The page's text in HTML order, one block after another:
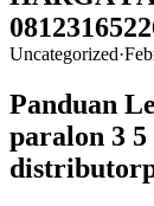
Uncategorized·
Panduan
paralon 3